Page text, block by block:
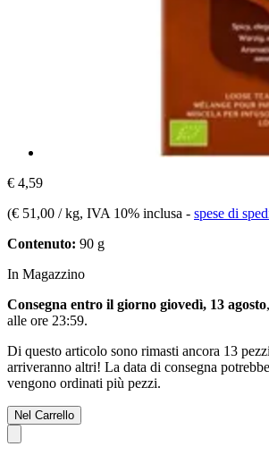
€ 4,59
(€ 51,00 / kg, IVA 10% inclusa - spese di
Contenuto: 90 g
In Magazzino
Consegna entro il giorno giovedì, 13 agosto
alle ore 23:59.
Di questo articolo sono rimasti ancora 13
arriveranno altri! La data di consegna
vengono ordinati più pezzi.
Nel Carrello